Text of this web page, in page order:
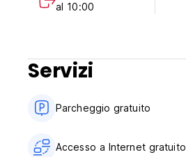
al 10:00
Servizi
Parcheggio gratuito
Accesso a Internet gratuito